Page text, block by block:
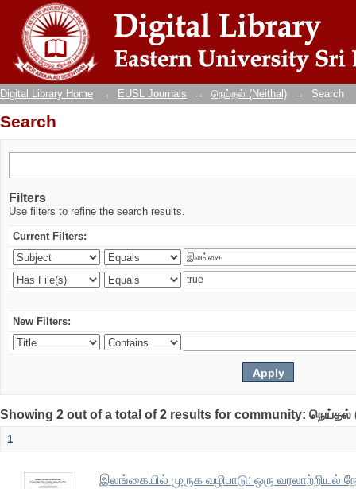
Search
Digital Library Home → EUSL Journals → நெய்தல் (Neithal) → Search
Search
Filters
Use filters to refine the search results.
Current Filters:
New Filters:
Showing 2 out of a total of 2 results for community: நெய்தல்
1
இலங்கையில் முருக வழிபாடு: ஒரு வரலாற்றியல்